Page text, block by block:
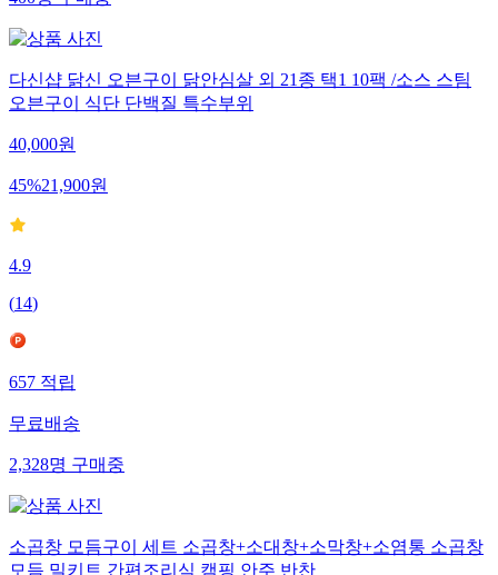
다신샵 닭신 오븐구이 닭안심살 외 21종 택1 10팩 /소스 스팀
오븐구이 식단 단백질 특수부위
40,000원
45%21,900원
4.9
(14)
657 적립
무료배송
2,328명 구매중
소곱창 모듬구이 세트 소곱창+소대창+소막창+소염통 소곱창
모듬 밀키트 간편조리식 캠핑 안주 반찬